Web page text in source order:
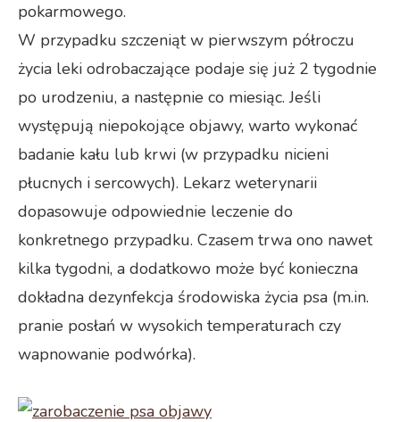
pokarmowego.
W przypadku szczeniąt w pierwszym półroczu
życia leki odrobaczające podaje się już 2 tygodnie
po urodzeniu, a następnie co miesiąc. Jeśli
występują niepokojące objawy, warto wykonać
badanie kału lub krwi (w przypadku nicieni
płucnych i sercowych). Lekarz weterynarii
dopasowuje odpowiednie leczenie do
konkretnego przypadku. Czasem trwa ono nawet
kilka tygodni, a dodatkowo może być konieczna
dokładna dezynfekcja środowiska życia psa (m.in.
pranie posłań w wysokich temperaturach czy
wapnowanie podwórka).